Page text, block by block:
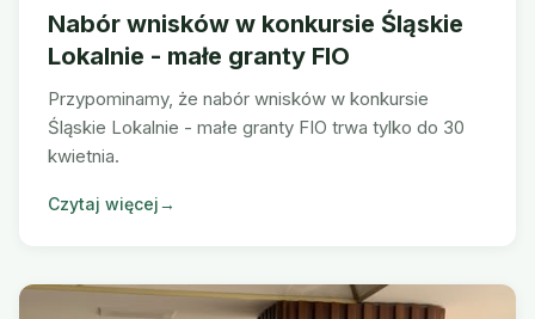
Nabór wnisków w konkursie Śląskie
Lokalnie - małe granty FIO
Przypominamy, że nabór wnisków w konkursie
Śląskie Lokalnie - małe granty FIO trwa tylko do 30
kwietnia.
Czytaj więcej→